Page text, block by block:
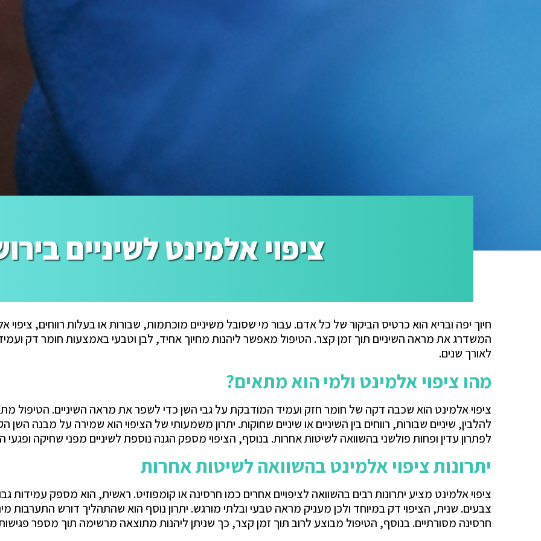
ציפוי אלמינט לשיניים
חיוך יפה ובריא הוא כרטיס הביקור של כל אדם. עבור מי שסובל משיניים מוכתמות, שבורות או בעלות רווחים, ציפוי
המשדרג את מראה השיניים תוך זמן קצר. הטיפול מאפשר ליהנות מחיוך אחיד, לבן וטבעי באמצעות חומר דק
לאורך שנים.
מהו ציפוי אלמינט ולמי הוא מתאים?
ציפוי אלמינט הוא שכבה דקה של חומר חזק ועמיד המודבקת על גבי השן כדי לשפר את מראה השיניים. הטיפול
להלבין, שיניים שבורות, רווחים בין השיניים או שיניים שחוקות. יתרון משמעותי של הציפוי הוא שמירה על מבנה
לפתרון עדין ופחות פולשני בהשוואה לשיטות אחרות. בנוסף, הציפוי מספק הגנה נוספת לשיניים מפני שחיקה ופגעי
יתרונות ציפוי אלמינט בהשוואה לשיטות אחרות
ציפוי אלמינט מציע יתרונות רבים בהשוואה לציפויים אחרים כמו חרסינה או קומפוזיט. ראשית, הוא מספק עמידות
צבעים. שנית, הציפוי דק במיוחד ולכן מעניק מראה טבעי ובלתי מורגש. יתרון נוסף הוא שהתהליך דורש התערבות
חרסינה מסורתיים. בנוסף, הטיפול מבוצע לרוב תוך זמן קצר, כך שניתן ליהנות מתוצאה מרשימה תוך מספר